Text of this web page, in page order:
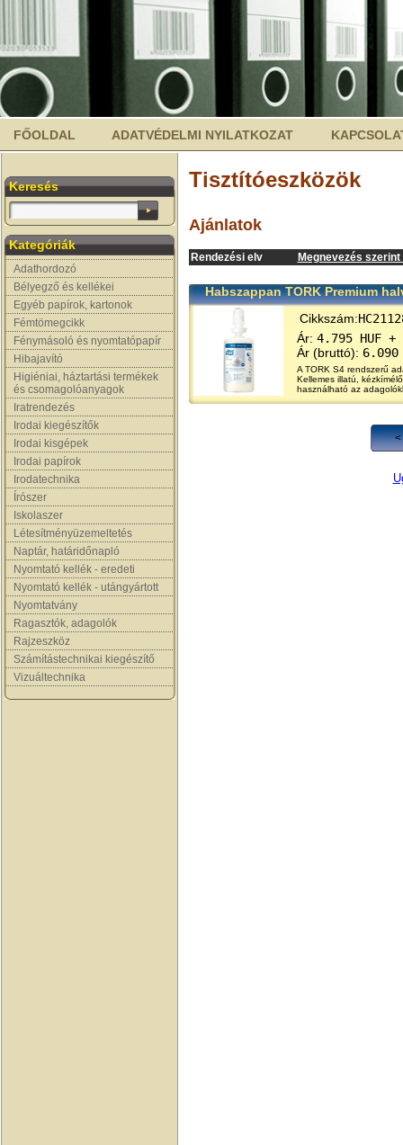
FŐOLDAL ADATVÉDELMI NYILATKOZAT
Keresés
Kategóriák
Adathordozó
Bélyegző és kellékei
Egyéb papírok, kartonok
Fémtömegcikk
Fénymásoló és nyomtatópapír
Hibajavító
Higiéniai, háztartási termékek
és csomagolóanyagok
Iratrendezés
Irodai kiegészítők
Irodai kisgépek
Irodai papírok
Irodatechnika
Írószer
Iskolaszer
Létesítményüzemeltetés
Naptár, határidőnapló
Nyomtató kellék - eredeti
Nyomtató kellék - utángyártott
Nyomtatvány
Ragasztók, adagolók
Rajzeszköz
Számítástechnikai kiegészítő
Vizuáltechnika
Tisztítóeszközök
Ajánlatok
Rendezési elv Megnevezés szerint
Habszappan TORK Premium
Cikkszám:
Ár: 4.795 HUF +
Ár (bruttó): 6.090
A TORK S4 rendszerű
Kellemes illatú,
használható az
<